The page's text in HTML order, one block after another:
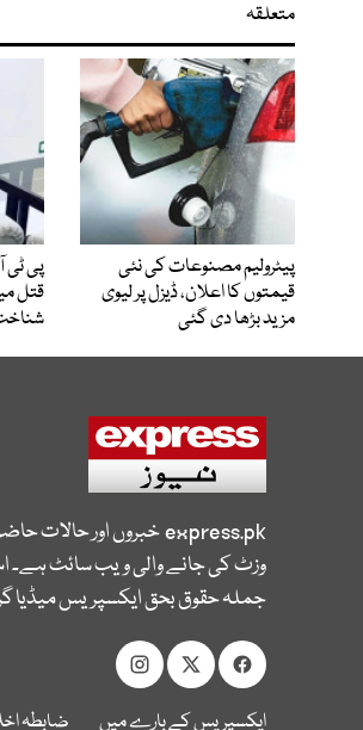
متعلقہ
پیٹرولیم مصنوعات کی نئی
قیمتوں کا اعلان، ڈیزل پر لیوی
مزید بڑھا دی گئی
پی ٹی
قتل
express.pkخبروں اور حالات
وزٹ کی جانے والی ویب سائٹ ہے۔
جملہ حقوق بحق ایکسپریس میڈیا
ایکسپریس کے بارے میں ضابطہ